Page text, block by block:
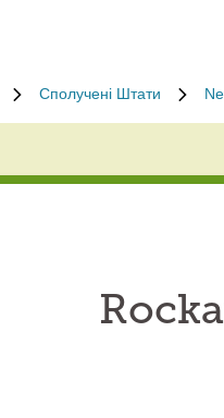
Сполучені Штати